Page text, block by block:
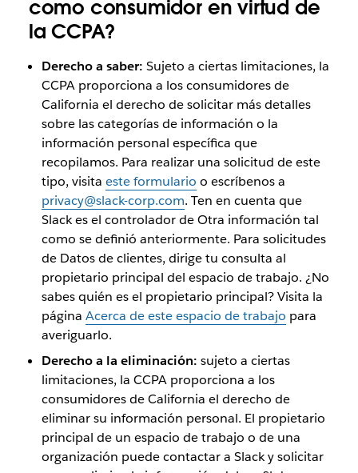
como consumidor en virtud de
la CCPA?
Derecho a saber: Sujeto a ciertas limitaciones, la
CCPA proporciona a los consumidores de
California el derecho de solicitar más detalles
sobre las categorías de información o la
información personal específica que
recopilamos. Para realizar una solicitud de este
tipo, visita este formulario o escríbenos a
privacy@slack-corp.com. Ten en cuenta que
Slack es el controlador de Otra información tal
como se definió anteriormente. Para solicitudes
de Datos de clientes, dirige tu consulta al
propietario principal del espacio de trabajo. ¿No
sabes quién es el propietario principal? Visita la
página Acerca de este espacio de trabajo para
averiguarlo.
Derecho a la eliminación: sujeto a ciertas
limitaciones, la CCPA proporciona a los
consumidores de California el derecho de
eliminar su información personal. El propietario
principal de un espacio de trabajo o de una
organización puede contactar a Slack y solicitar